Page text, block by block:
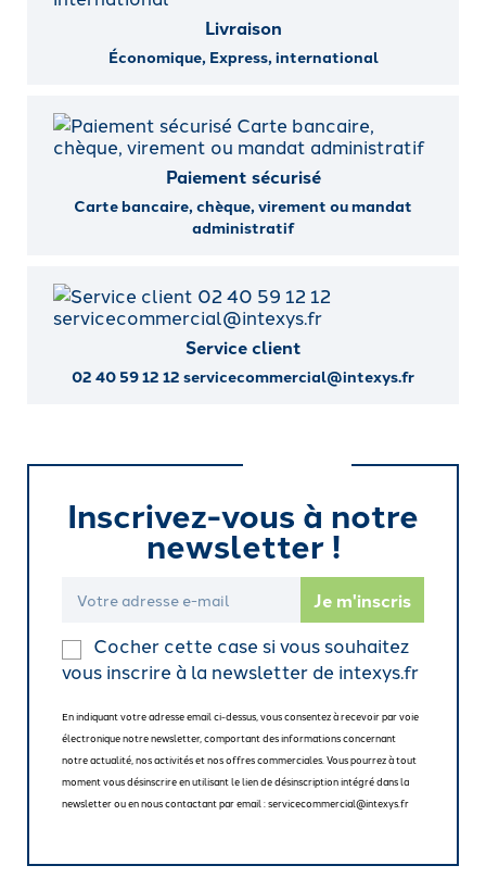
Livraison
Économique, Express, international
Paiement sécurisé
Carte bancaire, chèque, virement ou mandat
administratif
Service client
02 40 59 12 12 servicecommercial@intexys.fr
Inscrivez-vous à notre
newsletter !
Cocher cette case si vous souhaitez
vous inscrire à la newsletter de intexys.fr
En indiquant votre adresse email ci-dessus, vous consentez à recevoir par voie
électronique notre newsletter, comportant des informations concernant
notre actualité, nos activités et nos offres commerciales. Vous pourrez à tout
moment vous désinscrire en utilisant le lien de désinscription intégré dans la
newsletter ou en nous contactant par email : servicecommercial@intexys.fr